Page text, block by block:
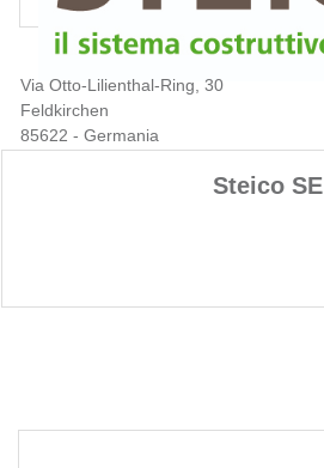
Steico SE
Via Otto-Lilienthal-Ring, 30
Feldkirchen
85622 - Germania